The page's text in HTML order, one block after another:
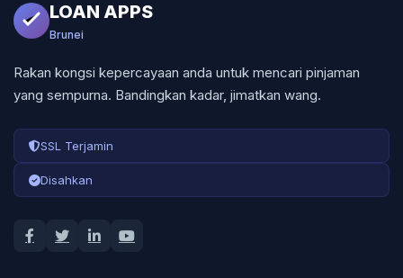
LOAN APPS
Brunei
Rakan kongsi kepercayaan anda untuk mencari pinjaman
yang sempurna. Bandingkan kadar, jimatkan wang.
SSL Terjamin
Disahkan